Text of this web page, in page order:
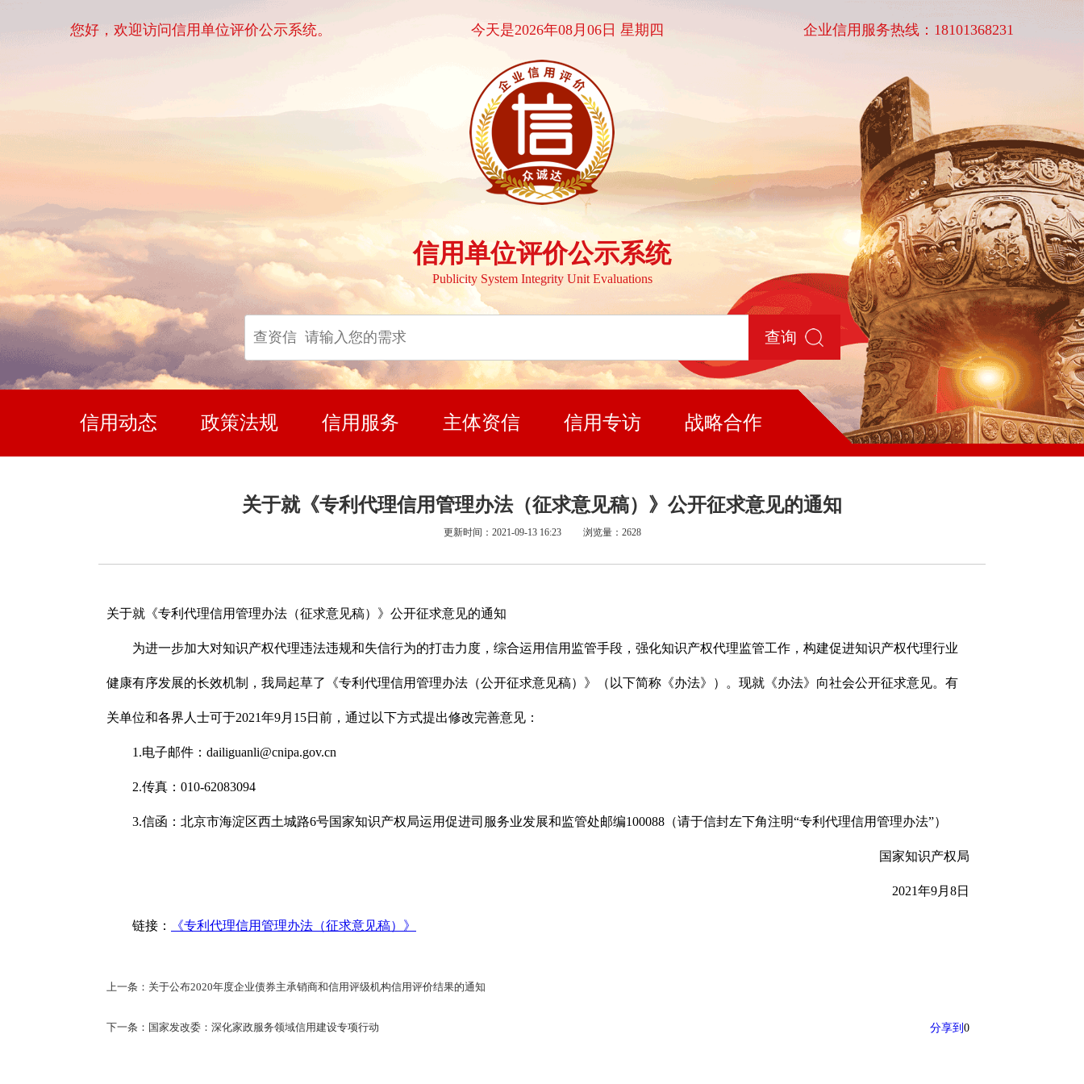
您好，欢迎访问信用单位评价公示系统。 今天是2026年08月06日 星期四 企业信用服务热线：18101368231
信用单位评价公示系统
Publicity System Integrity Unit Evaluations
查询
信用动态 政策法规 信用服务 主体资信 信用专访 战略合作
关于就《专利代理信用管理办法（征求意见稿）》公开征求意见的通知
更新时间：2021-09-13 16:23 浏览量：2628
关于就《专利代理信用管理办法（征求意见稿）》公开征求意见的通知
为进一步加大对知识产权代理违法违规和失信行为的打击力度，综合运用信用监管手段，强化知识产权代理监管工作，构建促进知识产权代理行业
健康有序发展的长效机制，我局起草了《专利代理信用管理办法（公开征求意见稿）》（以下简称《办法》）。现就《办法》向社会公开征求意见。有
关单位和各界人士可于2021年9月15日前，通过以下方式提出修改完善意见：
1.电子邮件：dailiguanli@cnipa.gov.cn
2.传真：010-62083094
3.信函：北京市海淀区西土城路6号国家知识产权局运用促进司服务业发展和监管处邮编100088（请于信封左下角注明“专利代理信用管理办法”）
国家知识产权局
2021年9月8日
链接： 《专利代理信用管理办法（征求意见稿）》
上一条：关于公布2020年度企业债券主承销商和信用评级机构信用评价结果的通知
分享到 0
下一条：国家发改委：深化家政服务领域信用建设专项行动